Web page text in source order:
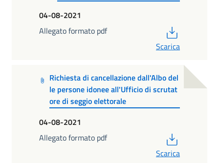
04-08-2021
Allegato formato pdf
Scarica
Richiesta di cancellazione dall'Albo del
le persone idonee all'Ufficio di scrutat
ore di seggio elettorale
04-08-2021
Allegato formato pdf
Scarica